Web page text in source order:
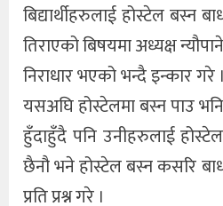
बिद्यार्थीहरुलाई होस्टेल बस्न
तिराएको बिषयमा अध्यक्ष
निराधार भएको भन्दै इन्कार गरे
यसअघि होस्टेलमा बस्न पाउ
हुँदाहुँदै पनि उनीहरुलाई
छैनौ भने होस्टेल बस्न कसरि
प्रति प्रश्न गरे ।